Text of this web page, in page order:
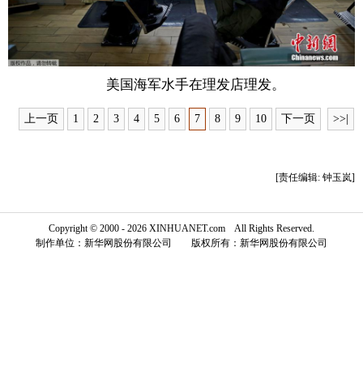
金融 公益 军事 无人机
富媒体 摄影 新华广播
美国海军水手在理发店理发。
上一页 1 2 3 4 5 6 7 8 9 10 下一页 >>|
[责任编辑: 钟玉岚]
Copyright © 2000 - 2026 XINHUANET.com All Rights Reserved.
制作单位：新华网股份有限公司 版权所有：新华网股份有限公司